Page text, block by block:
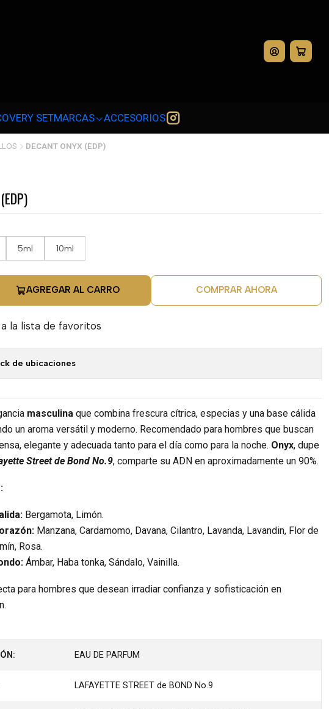
SETMARCAS ACCESORIOS
DECANT ONYX (EDP)
5ml 10ml
AGREGAR AL CARRO COMPRAR AHORA
la lista de favoritos
de ubicaciones
masculina que combina frescura cítrica, especias y una base cálida
un aroma versátil y moderno. Recomendado para hombres que buscan
elegante y adecuada tanto para el día como para la noche. Onyx, dupe
Street de Bond No.9, comparte su ADN en aproximadamente un 90%.
Bergamota, Limón.
Manzana, Cardamomo, Davana, Cilantro, Lavanda, Lavandin, Flor de
Rosa.
Ámbar, Haba tonka, Sándalo, Vainilla.
para hombres que desean irradiar confianza y sofisticación en
EAU DE PARFUM
LAFAYETTE STREET de BOND No.9